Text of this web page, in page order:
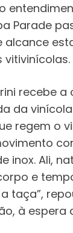
Parade
recebe
da
regem o
inox. Ali,
e
taça”,
à espera